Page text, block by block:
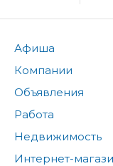
Афиша
Компании
Объявления
Работа
Недвижимость
Интернет-